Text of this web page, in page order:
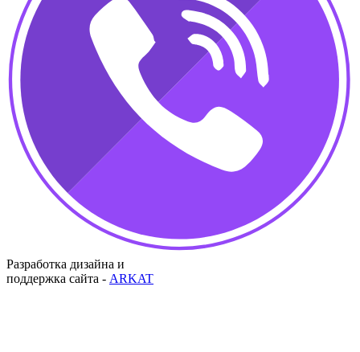
Разработка дизайна и
поддержка сайта - ARKAT